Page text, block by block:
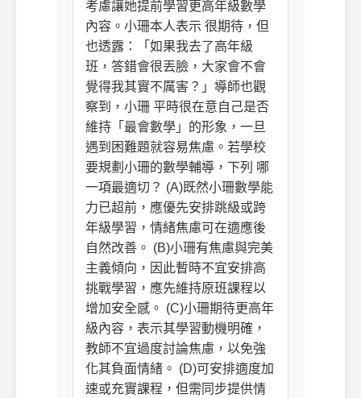
考慮讓她提前學習更高年級數學
內容。小珊本人表示 很期待，但
也透露：「如果我去了高年級
班，答錯會很丟臉，大家會不會
覺得我其實不厲害？」導師也觀
察到，小珊 平時很在意自己是否
維持「最會數學」的形象，一旦
遇到困難題就容易焦慮。若學校
要規劃小珊的數學輔導，下列 哪
一項最適切？ (A)既然小珊數學能
力已超前，應優先安排跳級或跨
年級學習，情緒焦慮可在適應後
自然改善。 (B)小珊有焦慮與完美
主義傾向，因此暫時不宜安排高
挑戰學習，應先維持原班課程以
增加安全感。 (C)小珊期待更高年
級內容，表示其學習動機明確，
教師不宜過度討論焦慮，以免強
化其負面情緒。 (D)可安排適度加
速或充實課程，但需同步提供情